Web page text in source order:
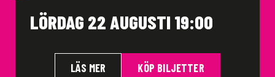
LÖRDAG 22 AUGUSTI 19:00
LÄS MER KÖP BILJETTER